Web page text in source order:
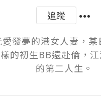
追蹤
愛發夢的港女人妻，
的初生BB遠赴倫，
的第二人生。